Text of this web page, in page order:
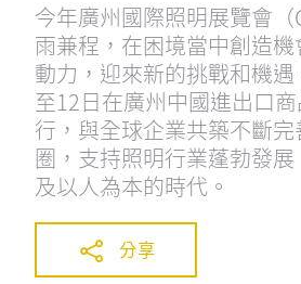
今年廣州國際照明展覽會（
雨兼程，在困境當中創造
動力，迎來新的挑戰和機
至12日在廣州中國進出口
行，與全球企業共築不斷
圈，支持照明行業蓬勃發
及以人為本的時代。
分享